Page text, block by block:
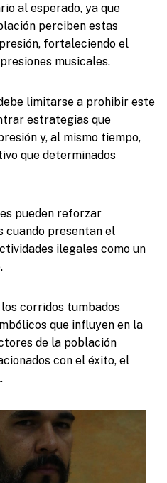
al esperado, ya que
perciben estas
fortaleciendo el
musicales.
limitarse a prohibir este
estrategias que
y, al mismo tiempo,
que determinados
pueden reforzar
cuando presentan el
ilegales como un
corridos tumbados
que influyen en la
de la población
con el éxito, el